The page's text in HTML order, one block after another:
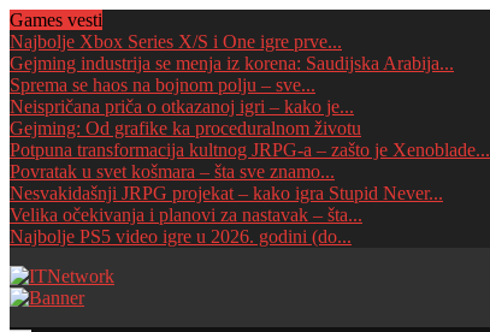
Games vesti
Najbolje Xbox Series X/S i One igre prve...
Gejming industrija se menja iz korena: Saudijska Arabija...
Sprema se haos na bojnom polju – sve...
Neispričana priča o otkazanoj igri – kako je...
Gejming: Od grafike ka proceduralnom životu
Potpuna transformacija kultnog JRPG-a – zašto je Xenoblade...
Povratak u svet košmara – šta sve znamo...
Nesvakidašnji JRPG projekat – kako igra Stupid Never...
Velika očekivanja i planovi za nastavak – šta...
Najbolje PS5 video igre u 2026. godini (do...